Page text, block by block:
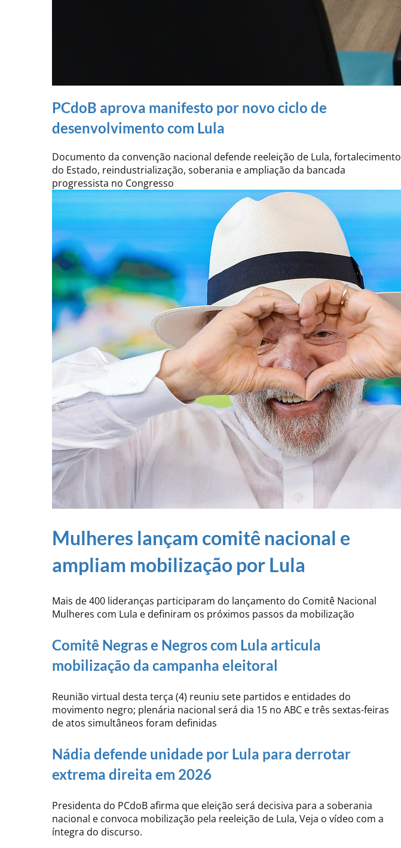
PCdoB aprova manifesto por novo ciclo de
desenvolvimento com Lula
Documento da convenção nacional defende reeleição de Lula, fortalecimento
do Estado, reindustrialização, soberania e ampliação da bancada
progressista no Congresso
Mulheres lançam comitê nacional e
ampliam mobilização por Lula
Mais de 400 lideranças participaram do lançamento do Comitê Nacional
Mulheres com Lula e definiram os próximos passos da mobilização
Comitê Negras e Negros com Lula articula
mobilização da campanha eleitoral
Reunião virtual desta terça (4) reuniu sete partidos e entidades do
movimento negro; plenária nacional será dia 15 no ABC e três sextas-feiras
de atos simultâneos foram definidas
Nádia defende unidade por Lula para derrotar
extrema direita em 2026
Presidenta do PCdoB afirma que eleição será decisiva para a soberania
nacional e convoca mobilização pela reeleição de Lula, Veja o vídeo com a
íntegra do discurso.